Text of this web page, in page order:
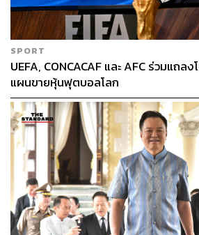
SPORT
UEFA, CONCACAF และ AFC ร่วมแถล
แผนขายหุ้นฟุตบอลโลก